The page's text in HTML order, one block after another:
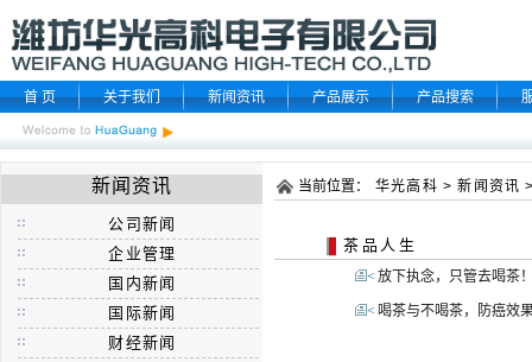
首 页 关于我们 新闻资讯 产品展示 产品搜索
新闻资讯
公司新闻
企业管理
国内新闻
国际新闻
财经新闻
当前位置： 华光高科 >新闻资讯
茶品人生
<放下执念，只管去喝茶
<喝茶与不喝茶，防癌效